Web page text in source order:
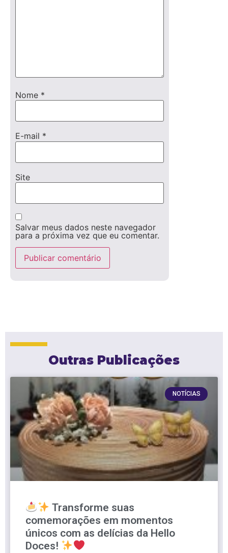
Nome *
E-mail *
Site
Salvar meus dados neste navegador
para a próxima vez que eu comentar.
Outras Publicações
NOTÍCIAS
Transforme suas
comemorações em momentos
únicos com as delícias da Hello
Doces!